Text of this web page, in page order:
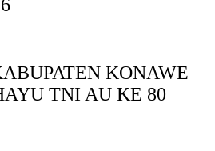
KONAWE
TNI AU KE 80